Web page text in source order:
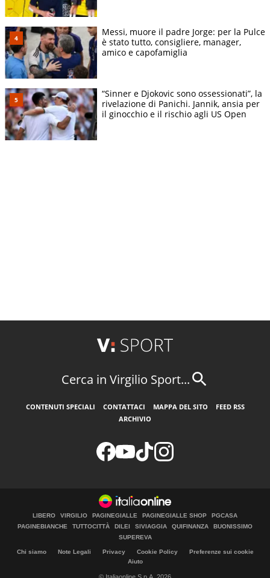
Messi, muore il padre Jorge: per la Pulce
è stato tutto, consigliere, manager,
amico e capofamiglia
“Sinner e Djokovic sono ossessionati”, la
rivelazione di Panichi. Jannik, ansia per
il ginocchio e il rischio agli US Open
Cerca in Virgilio Sport...
CONTENUTI SPECIALI CONTATTACI MAPPA DEL SITO
FEED RSS
ARCHIVIO
LIBERO VIRGILIO PAGINEGIALLE PAGINEGIALLE SHOP
PGCASA
PAGINEBIANCHE
TUTTOCITTÀ DILEI SIVIAGGIA QUIFINANZA
BUONISSIMO
SUPEREVA
Chi siamo Note Legali Privacy Cookie Policy
Preferenze sui cookie
Aiuto